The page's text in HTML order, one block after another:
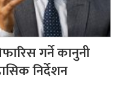
गर्ने कानुनी
निर्देशन